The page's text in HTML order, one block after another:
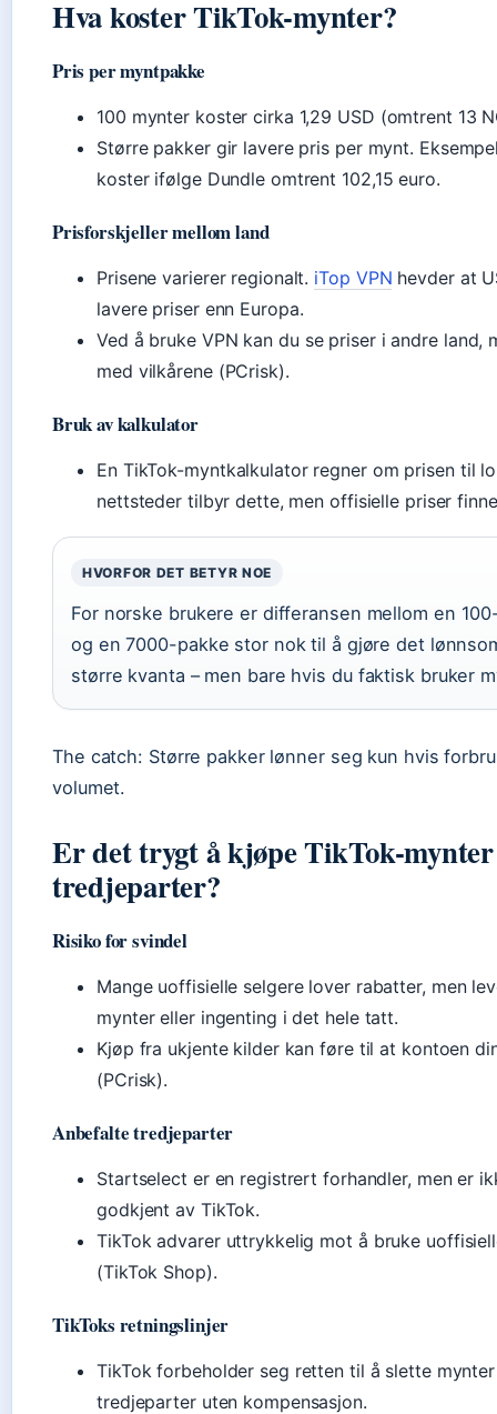
Hva koster TikTok-mynter?
Pris per myntpakke
100 mynter koster cirka 1,29 USD (omtrent 13
Større pakker gir lavere pris per mynt.
koster ifølge Dundle omtrent 102,15 euro.
Prisforskjeller mellom land
Prisene varierer regionalt. iTop VPN hevder at
lavere priser enn Europa.
Ved å bruke VPN kan du se priser i andre land,
med vilkårene (PCrisk).
Bruk av kalkulator
En TikTok-myntkalkulator regner om prisen til
nettsteder tilbyr dette, men offisielle priser
HVORFOR DET BETYR NOE
For norske brukere er differansen mellom en
og en 7000-pakke stor nok til å gjøre det
større kvanta – men bare hvis du faktisk bruker
The catch: Større pakker lønner seg kun hvis
volumet.
Er det trygt å kjøpe TikTok-
tredjeparter?
Risiko for svindel
Mange uoffisielle selgere lover rabatter, men
mynter eller ingenting i det hele tatt.
Kjøp fra ukjente kilder kan føre til at kontoen
(PCrisk).
Anbefalte tredjeparter
Startselect er en registrert forhandler, men er
godkjent av TikTok.
TikTok advarer uttrykkelig mot å bruke
(TikTok Shop).
TikToks retningslinjer
TikTok forbeholder seg retten til å slette
tredjeparter uten kompensasjon.